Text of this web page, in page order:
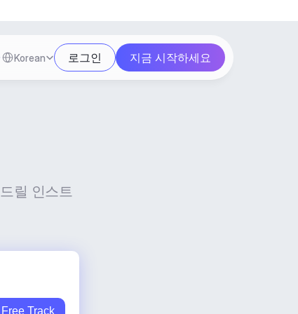
릴 인스트
Track
Select Language
Korean 로그인 지금 시작하세요